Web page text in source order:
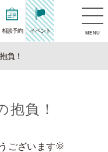
相談予約 イベント MENU
負！
抱負！
ございます🌞